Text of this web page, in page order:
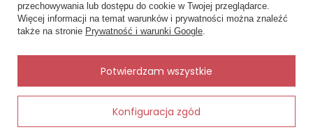
POMOC
×
✨ Asystent zakupowy
Napisz czego szukasz — pokażę
gotowe propozycje.
przechowywania lub dostępu do cookie w Twojej przeglądarce.
Więcej informacji na temat warunków i prywatności można znaleźć
także na stronie Prywatność i warunki Google.
Konfiguracja zgód
Potwierdzam wszystkie